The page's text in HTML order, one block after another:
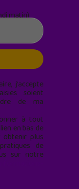
matin)
j’accepte
soient
de ma
à tout
en bas de
obtenir plus
de
sur notre